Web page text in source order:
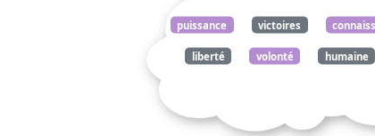
puissance victoires
liberté volonté humaine
humain